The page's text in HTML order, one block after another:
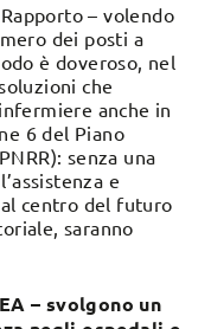
– volendo
dei posti a
è doveroso, nel
che
anche in
6 del Piano
senza una
e
al centro del futuro
saranno
– svolgono un